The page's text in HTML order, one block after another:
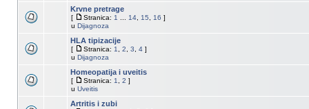
Krvne pretrage
[ Stranica: 1 14 15 16 ]
u Dijagnoza
HLA tipizacije
[ Stranica: 1 2 3 4 ]
u Dijagnoza
Homeopatija i uveitis
[ Stranica: 1 2 ]
u Uveitis
Artritis i zubi